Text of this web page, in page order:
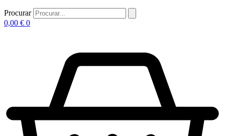
Procurar
0,00 € 0